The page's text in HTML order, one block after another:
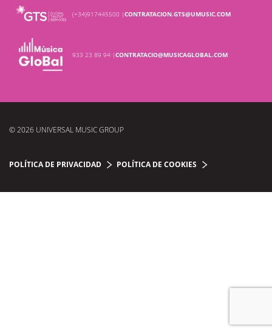
(+34)917445500 |CONTRATACION.GTS@UMUSIC.COM
933 23 89 94 |CONTRATACIO@MUSICAGLOBAL.COM
© 2026 UNIVERSAL MUSIC GROUP
POLÍTICA DE PRIVACIDAD POLÍTICA DE COOKIES